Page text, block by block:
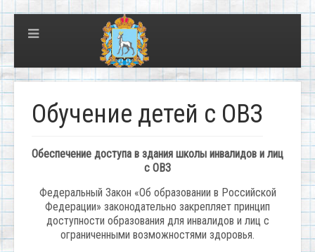
Обучение детей с ОВЗ
Обеспечение доступа в здания школы инвалидов и лиц
с ОВЗ
Федеральный Закон «Об образовании в Российской
Федерации» законодательно закрепляет принцип
доступности образования для инвалидов и лиц с
ограниченными возможностями здоровья.